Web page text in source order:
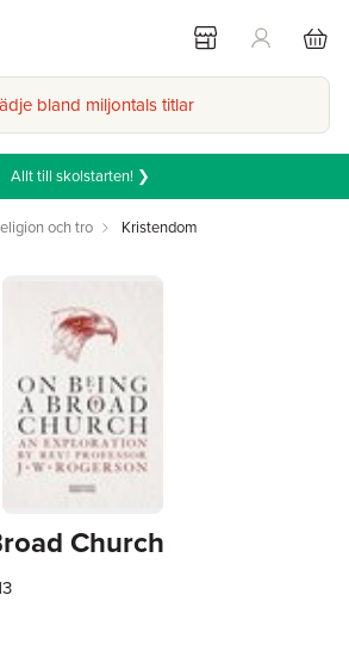
bland miljontals titlar
Allt till skolstarten! ❯
och tro Kristendom
Church